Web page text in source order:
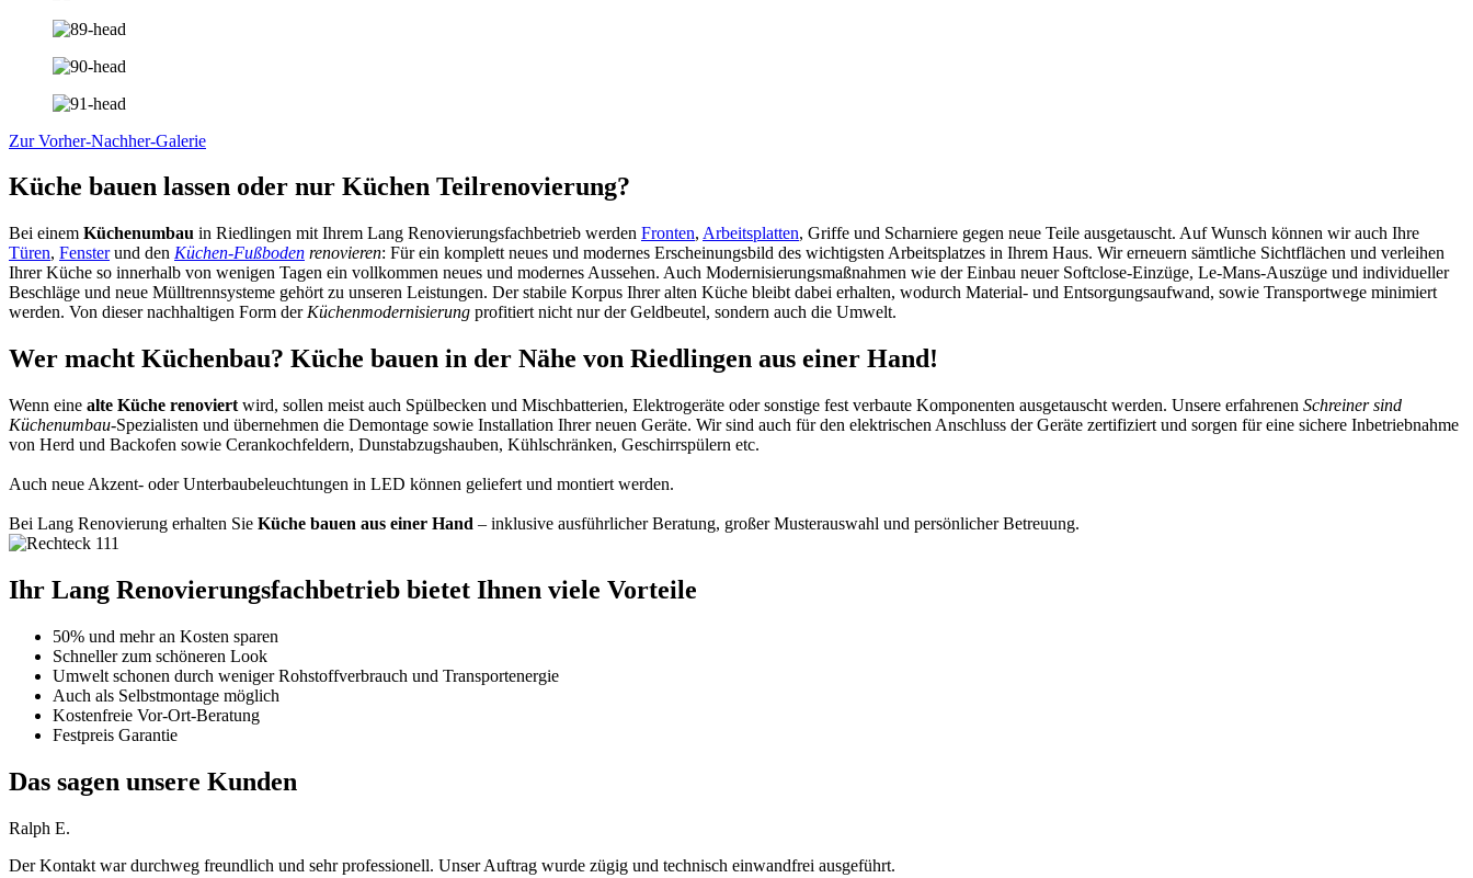
Zur Vorher-Nachher-Galerie
Küche bauen lassen oder nur Küchen Teilrenovierung?
Bei einem Küchenumbau in Riedlingen mit Ihrem Lang Renovierungsfachbetrieb werden Fronten, Arbeitsplatten, Griffe und Scharniere gegen neue Teile ausgetauscht. Auf Wunsch können wir auch Ihre
Türen, Fensterund den Küchen-Fußboden renovieren: Für ein komplett neues und modernes Erscheinungsbild des wichtigsten Arbeitsplatzes in Ihrem Haus. Wir erneuern sämtliche Sichtflächen und verleihen
Ihrer Küche so innerhalb von wenigen Tagen ein vollkommen neues und modernes Aussehen. Auch Modernisierungsmaßnahmen wie der Einbau neuer Softclose-Einzüge, Le-Mans-Auszüge und individueller
Beschläge und neue Mülltrennsysteme gehört zu unseren Leistungen. Der stabile Korpus Ihrer alten Küche bleibt dabei erhalten, wodurch Material- und Entsorgungsaufwand, sowie Transportwege minimiert
werden. Von dieser nachhaltigen Form der Küchenmodernisierung profitiert nicht nur der Geldbeutel, sondern auch die Umwelt.
Wer macht Küchenbau? Küche bauen in der Nähe von Riedlingen aus einer Hand!
Wenn eine alte Küche renoviert wird, sollen meist auch Spülbecken und Mischbatterien, Elektrogeräte oder sonstige fest verbaute Komponenten ausgetauscht werden. Unsere erfahrenen Schreiner sind
Küchenumbau-Spezialisten und übernehmen die Demontage sowie Installation Ihrer neuen Geräte. Wir sind auch für den elektrischen Anschluss der Geräte zertifiziert und sorgen für eine sichere Inbetriebnahme
von Herd und Backofen sowie Cerankochfeldern, Dunstabzugshauben, Kühlschränken, Geschirrspülern etc.
Auch neue Akzent- oder Unterbaubeleuchtungen in LED können geliefert und montiert werden.
Bei Lang Renovierung erhalten Sie Küche bauen aus einer Hand – inklusive ausführlicher Beratung, großer Musterauswahl und persönlicher Betreuung.
Ihr Lang Renovierungsfachbetrieb bietet Ihnen viele Vorteile
50% und mehr an Kosten sparen
Schneller zum schöneren Look
Umwelt schonen durch weniger Rohstoffverbrauch und Transportenergie
Auch als Selbstmontage möglich
Kostenfreie Vor-Ort-Beratung
Festpreis Garantie
Das sagen unsere Kunden
Ralph E.
Der Kontakt war durchweg freundlich und sehr professionell. Unser Auftrag wurde zügig und technisch einwandfrei ausgeführt.